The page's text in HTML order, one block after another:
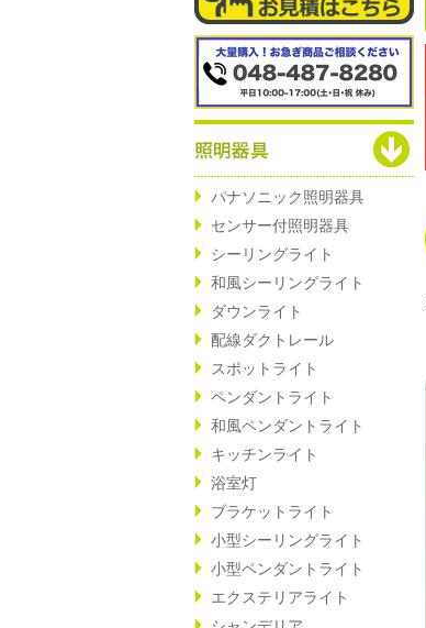
パナソニック照明器具
センサー付照明器具
シーリングライト
和風シーリングライト
ダウンライト
配線ダクトレール
スポットライト
ペンダントライト
和風ペンダントライト
キッチンライト
浴室灯
ブラケットライト
小型シーリングライト
小型ペンダントライト
エクステリアライト